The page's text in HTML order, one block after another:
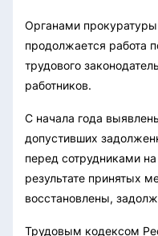
Органами
продолжается работа
трудового
работников.
С начала года
допустивших
перед сотрудниками
результате принятых
восстановлены,
Трудовым кодексом